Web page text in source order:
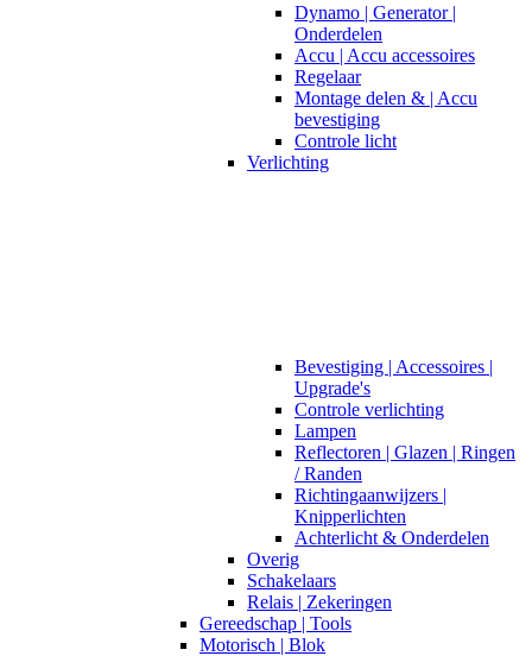
Dynamo | Generator |
Onderdelen
Accu | Accu accessoires
Regelaar
Montage delen & | Accu
bevestiging
Controle licht
Verlichting
Bevestiging | Accessoires |
Upgrade's
Controle verlichting
Lampen
Reflectoren | Glazen | Ringen
/ Randen
Richtingaanwijzers |
Knipperlichten
Achterlicht & Onderdelen
Overig
Schakelaars
Relais | Zekeringen
Gereedschap | Tools
Motorisch | Blok